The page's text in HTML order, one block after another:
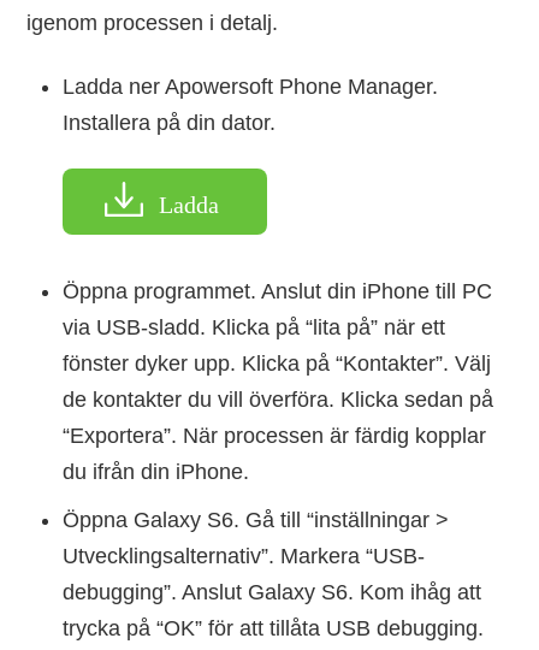
igenom processen i detalj.
Ladda ner Apowersoft Phone Manager.
Installera på din dator.
Ladda
Öppna programmet. Anslut din iPhone till PC
via USB-sladd. Klicka på “lita på” när ett
fönster dyker upp. Klicka på “Kontakter”. Välj
de kontakter du vill överföra. Klicka sedan på
“Exportera”. När processen är färdig kopplar
du ifrån din iPhone.
Öppna Galaxy S6. Gå till “inställningar >
Utvecklingsalternativ”. Markera “USB-
debugging”. Anslut Galaxy S6. Kom ihåg att
trycka på “OK” för att tillåta USB debugging.